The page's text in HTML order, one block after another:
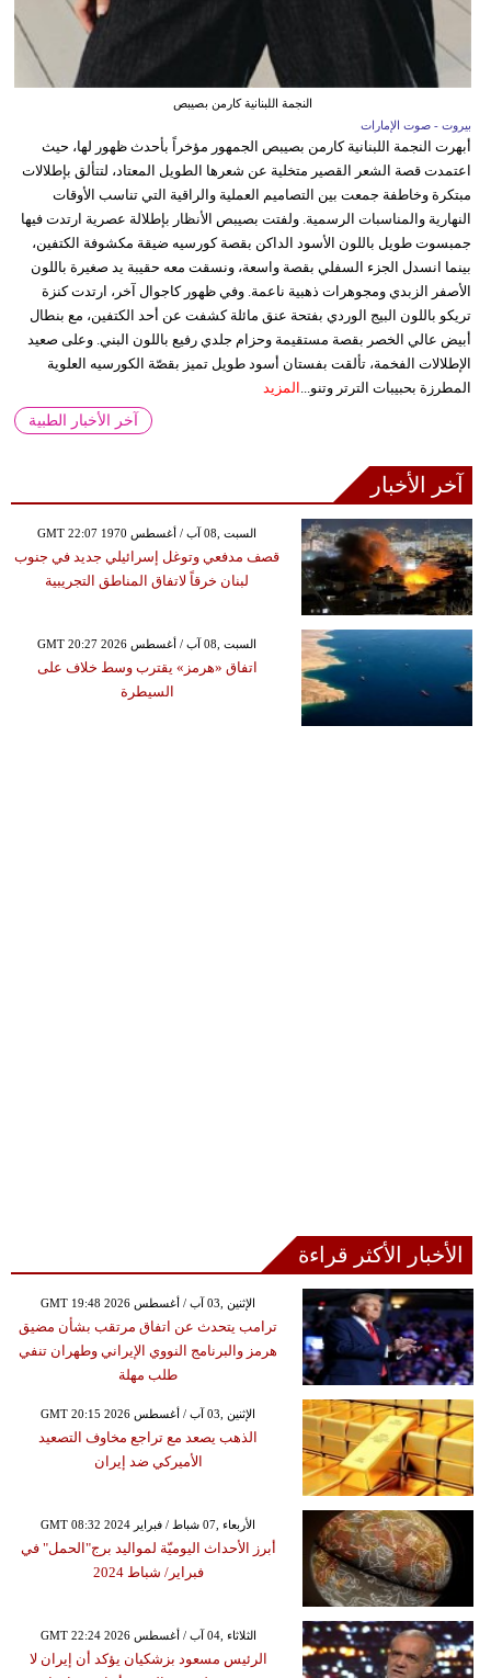
النجمة اللبنانية كارمن بصيبص
بيروت - صوت الإمارات
أبهرت النجمة اللبنانية كارمن بصيبص الجمهور مؤخراً بأحدث ظهور لها، حيث
اعتمدت قصة الشعر القصير متخلية عن شعرها الطويل المعتاد، لتتألق بإطلالات
مبتكرة وخاطفة جمعت بين التصاميم العملية والراقية التي تناسب الأوقات
النهارية والمناسبات الرسمية. ولفتت بصيبص الأنظار بإطلالة عصرية ارتدت فيها
جمبسوت طويل باللون الأسود الداكن بقصة كورسيه ضيقة مكشوفة الكتفين،
بينما انسدل الجزء السفلي بقصة واسعة، ونسقت معه حقيبة يد صغيرة باللون
الأصفر الزبدي ومجوهرات ذهبية ناعمة. وفي ظهور كاجوال آخر، ارتدت كنزة
تريكو باللون البيج الوردي بفتحة عنق مائلة كشفت عن أحد الكتفين، مع بنطال
أبيض عالي الخصر بقصة مستقيمة وحزام جلدي رفيع باللون البني. وعلى صعيد
الإطلالات الفخمة، تألقت بفستان أسود طويل تميز بقصّة الكورسيه العلوية
المطرزة بحبيبات الترتر وتنو... المزيد
آخر الأخبار الطبية
آخر الأخبار
GMT 22:07 1970 السبت ,08 آب / أغسطس
قصف مدفعي وتوغل إسرائيلي جديد في جنوب
لبنان خرقاً لاتفاق المناطق التجريبية
GMT 20:27 2026 السبت ,08 آب / أغسطس
اتفاق «هرمز» يقترب وسط خلاف على
السيطرة
الأخبار الأكثر قراءة
GMT 19:48 2026 الإثنين ,03 آب / أغسطس
ترامب يتحدث عن اتفاق مرتقب بشأن مضيق
هرمز والبرنامج النووي الإيراني وطهران تنفي
طلب مهلة
GMT 20:15 2026 الإثنين ,03 آب / أغسطس
الذهب يصعد مع تراجع مخاوف التصعيد
الأميركي ضد إيران
GMT 08:32 2024 الأربعاء ,07 شباط / فبراير
أبرز الأحداث اليوميّة لمواليد برج"الحمل" في
فبراير/ شباط 2024
GMT 22:24 2026 الثلاثاء ,04 آب / أغسطس
الرئيس مسعود بزشكيان يؤكد أن إيران لا